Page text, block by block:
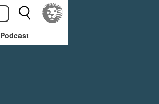
Podcast